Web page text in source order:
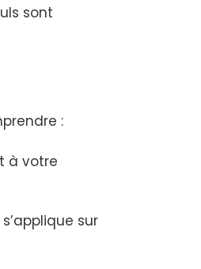
sont
:
à votre
sur